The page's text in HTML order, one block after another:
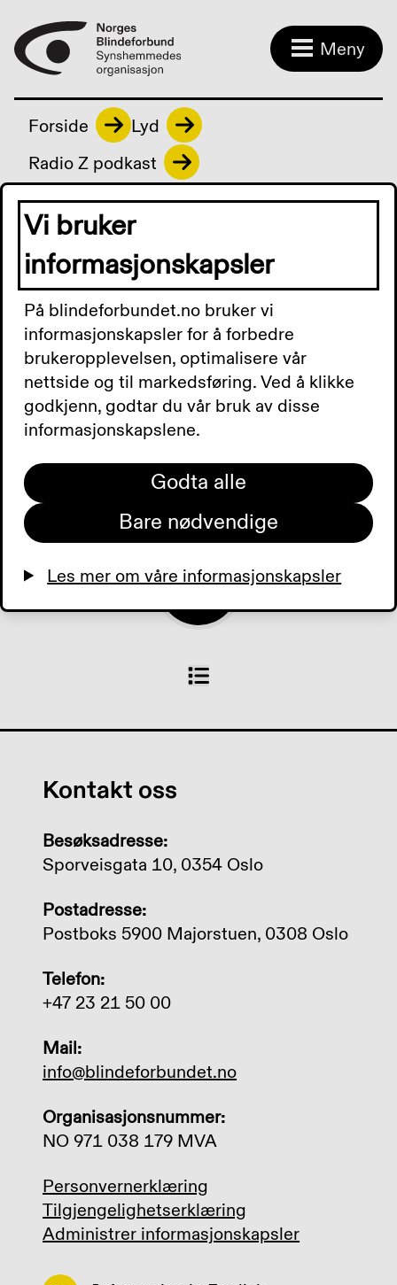
Meny
Forside
Lyd
Radio Z podkast
Radio Z podkast
Radio Z Podkast 11.
september 2024:
Stortingsmeldingen om
BPA er utsatt. Tilbud der du
bor. Dagens aviser.
0:00 0:00
Kontakt oss
Besøksadresse:
Sporveisgata 10, 0354 Oslo
Postadresse:
Postboks 5900 Majorstuen, 0308 Oslo
Telefon:
+47 23 21 50 00
Mail:
info@blindeforbundet.no
Organisasjonsnummer:
NO 971 038 179 MVA
Personvernerklæring
Tilgjengelighetserklæring
Administrer informasjonskapsler
Vi bruker
informasjonskapsler
På blindeforbundet.no bruker vi
informasjonskapsler for å forbedre
brukeropplevelsen, optimalisere vår
nettside og til markedsføring. Ved å klikke
godkjenn, godtar du vår bruk av disse
informasjonskapslene.
Godta alle
Bare nødvendige
Les mer om våre informasjonskapsler